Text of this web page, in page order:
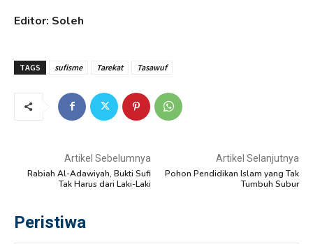
Editor: Soleh
TAGS sufisme Tarekat Tasawuf
Artikel Sebelumnya
Rabiah Al-Adawiyah, Bukti Sufi
Tak Harus dari Laki-Laki
Artikel Selanjutnya
Pohon Pendidikan Islam yang Tak
Tumbuh Subur
Peristiwa